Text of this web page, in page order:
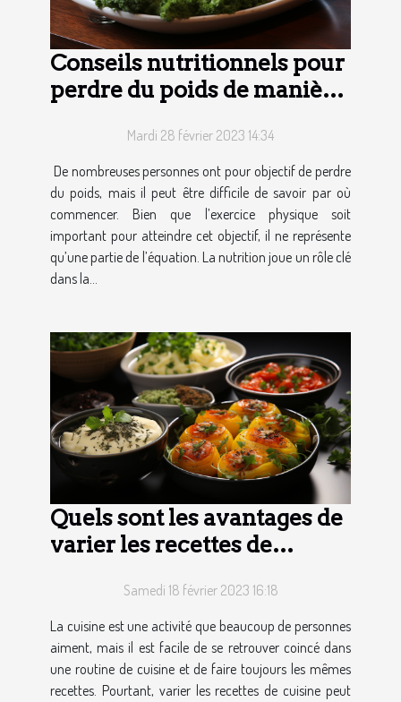
Conseils nutritionnels pour
perdre du poids de manière
Mardi 28 février 2023 14:34
De nombreuses personnes ont pour objectif de perdre
du poids, mais il peut être difficile de savoir par où
commencer. Bien que l’exercice physique soit
important pour atteindre cet objectif, il ne représente
qu’une partie de l’équation. La nutrition joue un rôle clé
dans la...
Quels sont les avantages de
varier les recettes de
Samedi 18 février 2023 16:18
La cuisine est une activité que beaucoup de personnes
aiment, mais il est facile de se retrouver coincé dans
une routine de cuisine et de faire toujours les mêmes
recettes. Pourtant, varier les recettes de cuisine peut